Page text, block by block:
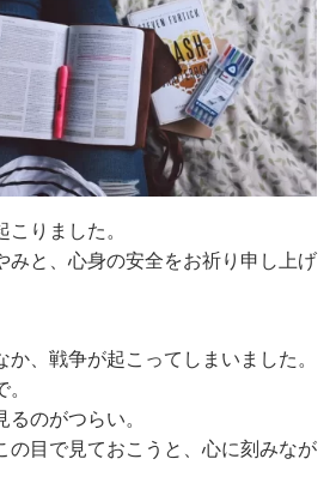
りました。
みと、心身の安全をお祈り申し上げ
か、戦争が起こってしまいました。
のがつらい。
の目で見ておこうと、心に刻みなが